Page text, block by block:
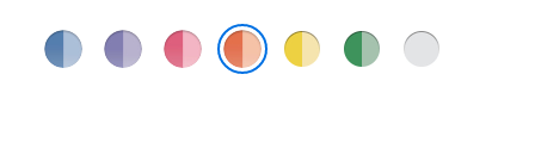
Blau Violett Pink Gelb Grün Silber